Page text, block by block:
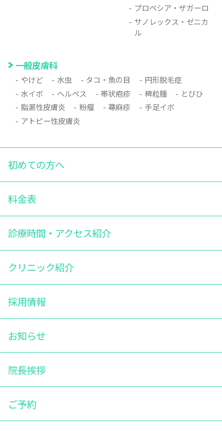
初めての方へ
料金表
診療時間・アクセス紹介
クリニック紹介
採用情報
お知らせ
院長挨拶
ご予約
プロペシア・ザガーロ
サノレックス・ゼニカ
ル
一般皮膚科
やけど 水虫 タコ・魚の目
円形脱毛症
水イボ
ヘルペス 帯状疱疹 稗粒腫
とびひ
脂漏性皮膚炎
粉瘤 蕁麻疹
手足イボ
アトピー性皮膚炎